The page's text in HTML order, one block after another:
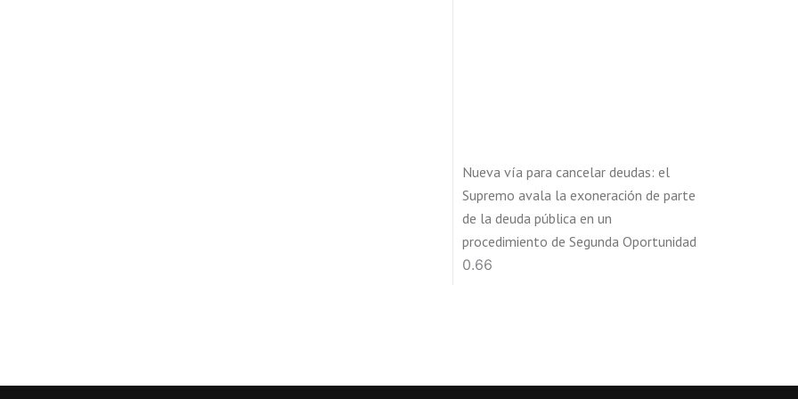
Nueva vía para cancelar deudas: el
Supremo avala la exoneración de parte
de la deuda pública en un
procedimiento de Segunda Oportunidad